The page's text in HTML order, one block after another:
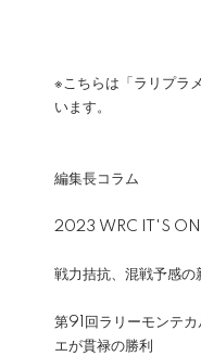
※こちらは「ラリプラ
います。
編集長コラム
2023 WRC IT'S ON
戦力拮抗、混戦予感の
第91回ラリーモンテ
エが貫禄の勝利